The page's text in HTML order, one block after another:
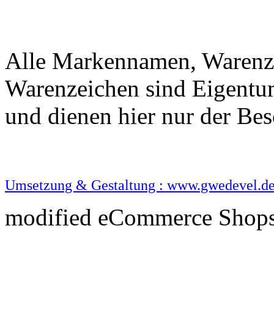
Alle Markennamen,
Warenzeichen sind
und dienen hier nur der
Umsetzung & Gestaltung :
modified eCommerce